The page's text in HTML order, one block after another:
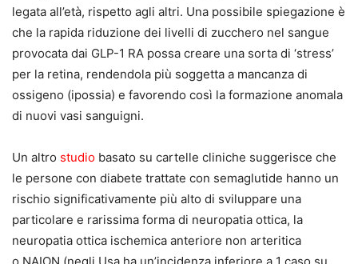
legata all’età, rispetto agli altri. Una possibile spiegazione è
che la rapida riduzione dei livelli di zucchero nel sangue
provocata dai GLP-1 RA possa creare una sorta di ‘stress’
per la retina, rendendola più soggetta a mancanza di
ossigeno (ipossia) e favorendo così la formazione anomala
di nuovi vasi sanguigni.
Un altro studio basato su cartelle cliniche suggerisce che
le persone con diabete trattate con semaglutide hanno un
rischio significativamente più alto di sviluppare una
particolare e rarissima forma di neuropatia ottica, la
neuropatia ottica ischemica anteriore non arteritica